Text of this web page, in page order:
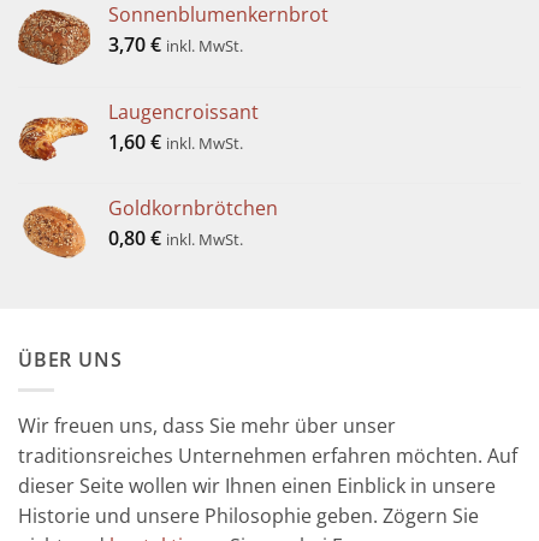
Sonnenblumenkernbrot
3,70€ inkl. MwSt.
Laugencroissant
1,60€ inkl. MwSt.
Goldkornbrötchen
0,80€ inkl. MwSt.
ÜBER UNS
Wir freuen uns, dass Sie mehr über unser
traditionsreiches Unternehmen erfahren möchten. Auf
dieser Seite wollen wir Ihnen einen Einblick in unsere
Historie und unsere Philosophie geben. Zögern Sie